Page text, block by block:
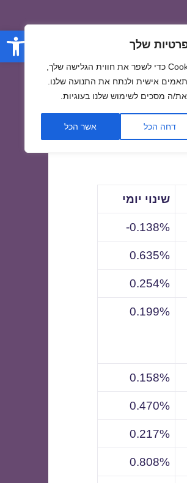
פתח שלך
אנו משתמשים בקובצי Cookie כדי לשפר את חווית הגלישה שלך,
אישית ולנתח את התנועה שלנו.
ה מסכים לשימוש שלנו בעוגיות.
דחה הכל אשר הכל
שינוי יומי
0.138%-
0.635%
0.254%
0.199%
0.158%
0.470%
0.217%
0.808%